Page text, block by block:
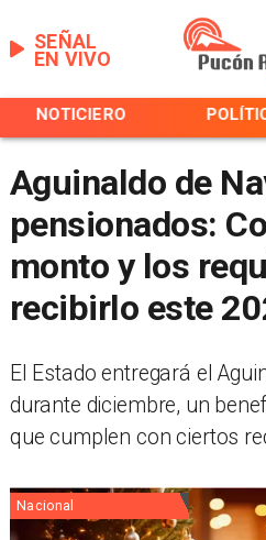
EN VIVO
SEÑAL
NOTICIERO
Aguinaldo de
pensionados:
monto y los
recibirlo este
​El Estado entregará el
durante diciembre, un
que cumplen con ciertos
Nacional